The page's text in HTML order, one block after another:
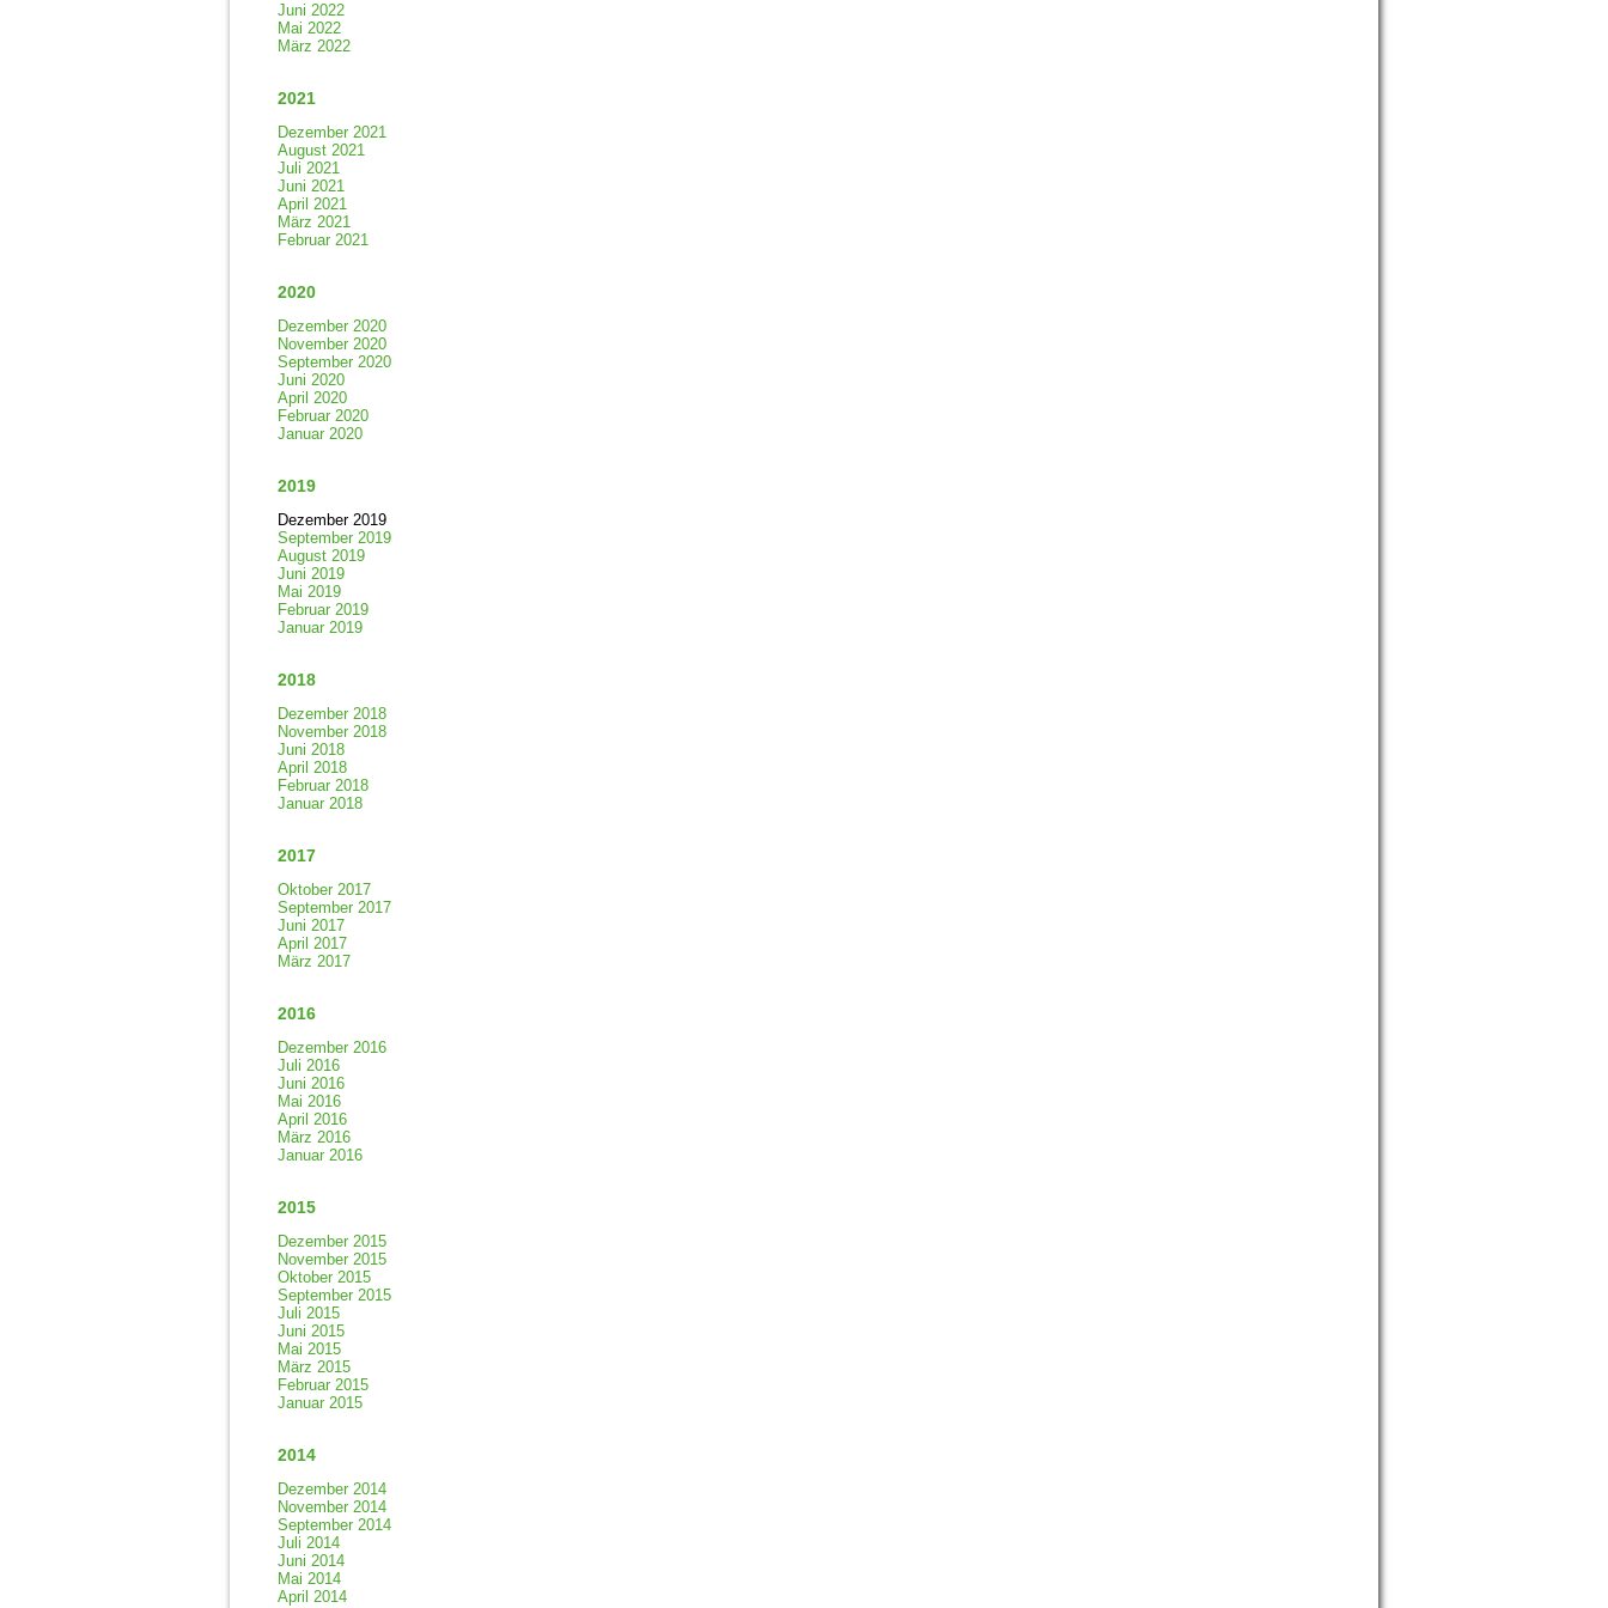
Juni 2022
Mai 2022
März 2022
2021
Dezember 2021
August 2021
Juli 2021
Juni 2021
April 2021
März 2021
Februar 2021
2020
Dezember 2020
November 2020
September 2020
Juni 2020
April 2020
Februar 2020
Januar 2020
2019
Dezember 2019
September 2019
August 2019
Juni 2019
Mai 2019
Februar 2019
Januar 2019
2018
Dezember 2018
November 2018
Juni 2018
April 2018
Februar 2018
Januar 2018
2017
Oktober 2017
September 2017
Juni 2017
April 2017
März 2017
2016
Dezember 2016
Juli 2016
Juni 2016
Mai 2016
April 2016
März 2016
Januar 2016
2015
Dezember 2015
November 2015
Oktober 2015
September 2015
Juli 2015
Juni 2015
Mai 2015
März 2015
Februar 2015
Januar 2015
2014
Dezember 2014
November 2014
September 2014
Juli 2014
Juni 2014
Mai 2014
April 2014